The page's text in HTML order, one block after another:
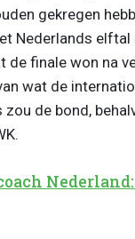
gekregen
Nederlands
de finale won na
wat de
de bond,